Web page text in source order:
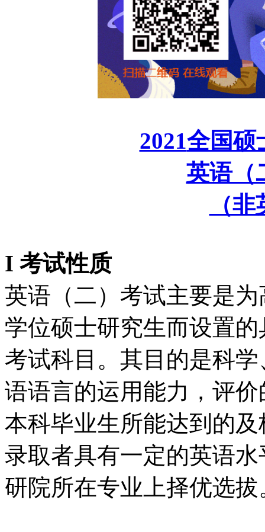
2021全国硕
英语（
（
I 考试性质
英语（二）考试主要是
学位硕士研究生而设置
考试科目。其目的是科
语语言的运用能力，评
本科毕业生所能达到的
录取者具有一定的英语
研院所在专业上择优选拔